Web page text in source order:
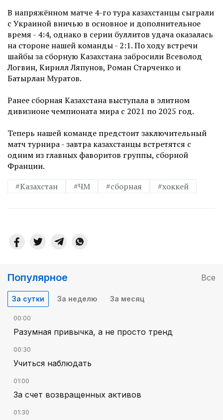
В напряжённом матче 4-го тура казахстанцы сыграли
с Украиной вничью в основное и дополнительное
время - 4:4, однако в серии буллитов удача оказалась
на стороне нашей команды - 2:1. По ходу встречи
шайбы за сборную Казахстана забросили Всеволод
Логвин, Кирилл Ляпунов, Роман Старченко и
Батырлан Муратов.
Ранее сборная Казахстана выступала в элитном
дивизионе чемпионата мира с 2021 по 2025 год.
Теперь нашей команде предстоит заключительный
матч турнира - завтра казахстанцы встретятся с
одним из главных фаворитов группы, сборной
Франции.
#Казахстан
#ЧМ #сборная #хоккей
Популярное Все
За сутки За неделю За месяц
00:00
Разумная привычка, а не просто тренд
00:30
Учиться наблюдать
01:00
За счет возвращенных активов
01:30